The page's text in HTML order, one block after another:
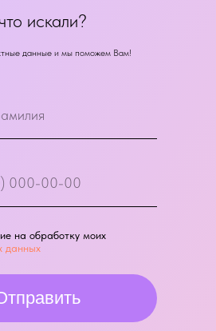
на обработку моих
данных
искали?
данные и мы поможем Вам!